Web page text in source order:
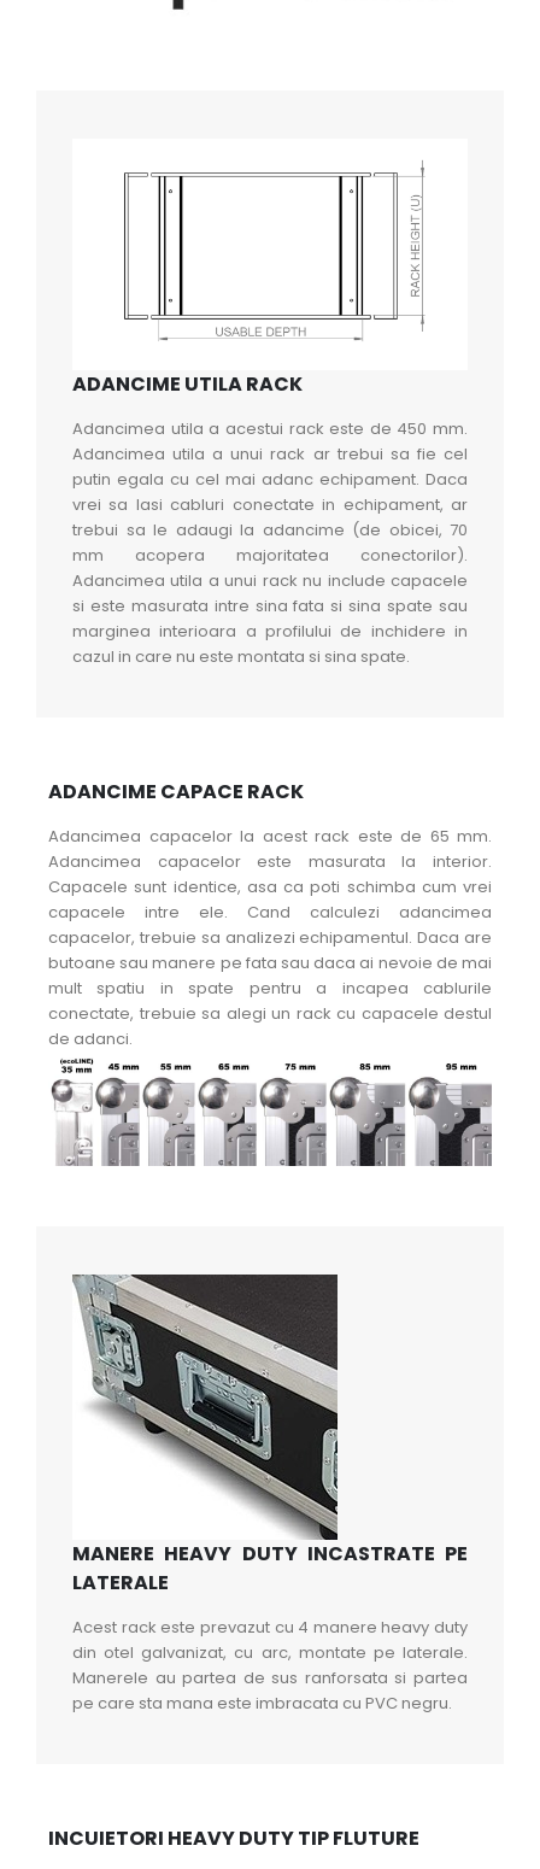
ADANCIME UTILA RACK
Adancimea utila a acestui rack este de 450 mm.
Adancimea utila a unui rack ar trebui sa fie cel
putin egala cu cel mai adanc echipament. Daca
vrei sa lasi cabluri conectate in echipament, ar
trebui sa le adaugi la adancime (de obicei, 70
mm acopera majoritatea conectorilor).
Adancimea utila a unui rack nu include capacele
si este masurata intre sina fata si sina spate sau
marginea interioara a profilului de inchidere in
cazul in care nu este montata si sina spate.
ADANCIME CAPACE RACK
Adancimea capacelor la acest rack este de 65 mm.
Adancimea capacelor este masurata la interior.
Capacele sunt identice, asa ca poti schimba cum vrei
capacele intre ele. Cand calculezi adancimea
capacelor, trebuie sa analizezi echipamentul. Daca are
butoane sau manere pe fata sau daca ai nevoie de mai
mult spatiu in spate pentru a incapea cablurile
conectate, trebuie sa alegi un rack cu capacele destul
de adanci.
MANERE HEAVY DUTY INCASTRATE PE
LATERALE
Acest rack este prevazut cu 4 manere heavy duty
din otel galvanizat, cu arc, montate pe laterale.
Manerele au partea de sus ranforsata si partea
pe care sta mana este imbracata cu PVC negru.
INCUIETORI HEAVY DUTY TIP FLUTURE